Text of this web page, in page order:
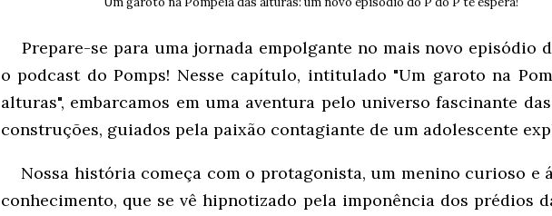
Prepare-se para uma jornada empolgante no mais novo episódio
o podcast do Pomps! Nesse capítulo, intitulado "Um garoto na
alturas", embarcamos em uma aventura pelo universo fascinante
construções, guiados pela paixão contagiante de um adolescente
Nossa história começa com o protagonista, um menino curioso e
conhecimento, que se vê hipnotizado pela imponência dos prédios